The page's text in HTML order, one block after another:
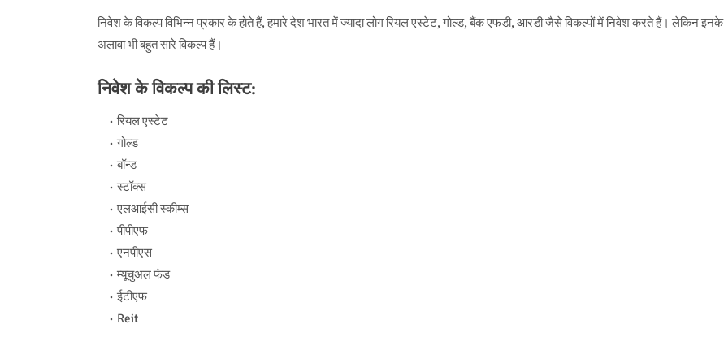
निवेश के विकल्प विभिन्न प्रकार के होते हैं, हमारे देश भारत में ज्यादा लोग रियल एस्टेट, गोल्ड, बैंक एफडी, आरडी जैसे विकल्पों में निवेश करते हैं। लेकिन इनके
अलावा भी बहुत सारे विकल्प हैं।
निवेश के विकल्प की लिस्ट:
रियल एस्टेट
गोल्ड
बॉन्ड
स्टॉक्स
एलआईसी स्कीम्स
पीपीएफ
एनपीएस
म्यूचुअल फंड
ईटीएफ
Reit